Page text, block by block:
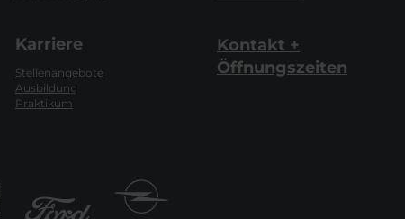
Karriere
Stellenangebote
Ausbildung
Praktikum
Kontakt +
Öffnungszeiten